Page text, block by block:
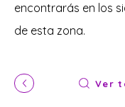
encontrarás en los
de esta zona.
Ver